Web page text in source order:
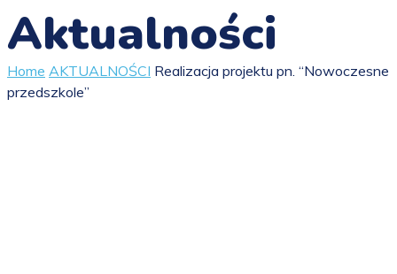
Aktualności
Home AKTUALNOŚCI Realizacja projektu pn. “Nowoczesne
przedszkole”